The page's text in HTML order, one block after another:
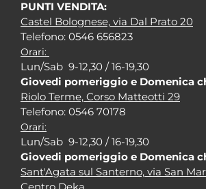
PUNTI VENDITA:
Castel Bolognese, via Dal Prato 20
Telefono: 0546 656823
Orari:
Lun/Sab 9-12,30 / 16-19,30
Giovedi pomeriggio e Domenica
Riolo Terme, Corso Matteotti 29
Telefono: 0546 70178
Orari:
Lun/Sab 9-12,30 / 16-19,30
Giovedi pomeriggio e Domenica
Sant'Agata sul Santerno, via San